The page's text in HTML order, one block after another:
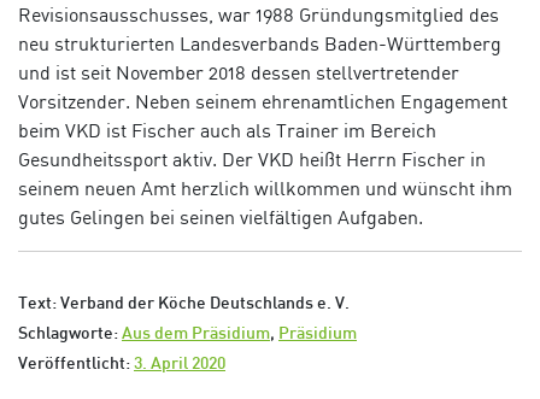
Revisionsausschusses, war 1988 Gründungsmitglied des
neu strukturierten Landesverbands Baden-Württemberg
und ist seit November 2018 dessen stellvertretender
Vorsitzender. Neben seinem ehrenamtlichen Engagement
beim VKD ist Fischer auch als Trainer im Bereich
Gesundheitssport aktiv. Der VKD heißt Herrn Fischer in
seinem neuen Amt herzlich willkommen und wünscht ihm
gutes Gelingen bei seinen vielfältigen Aufgaben.
Text: Verband der Köche Deutschlands e. V.
Schlagworte: Aus dem Präsidium, Präsidium
Veröffentlicht: 3. April 2020